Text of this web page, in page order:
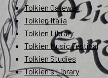
Tolkien Gateway
Tolkien Italia
Tolkien Library
Tolkien Music Festival
Tolkien Studies
Tolkien's Library